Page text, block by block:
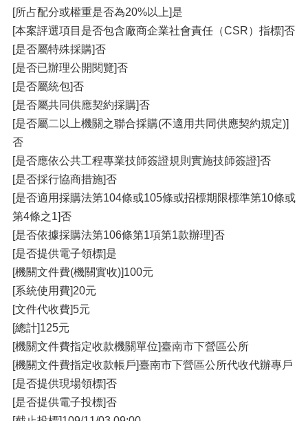
[所占配分或權重是否為20%以上]是
[本案評選項目是否包含廠商企業社會責任（CSR）指標]否
[是否屬特殊採購]否
[是否已辦理公開閱覽]否
[是否屬統包]否
[是否屬共同供應契約採購]否
[是否屬二以上機關之聯合採購(不適用共同供應契約規定)]
否
[是否應依公共工程專業技師簽證規則實施技師簽證]否
[是否採行協商措施]否
[是否適用採購法第104條或105條或招標期限標準第10條或
第4條之1]否
[是否依據採購法第106條第1項第1款辦理]否
[是否提供電子領標]是
[機關文件費(機關實收)]100元
[系統使用費]20元
[文件代收費]5元
[總計]125元
[機關文件費指定收款機關單位]臺南市下營區公所
[機關文件費指定收款帳戶]臺南市下營區公所代收代辦專戶
[是否提供現場領標]否
[是否提供電子投標]否